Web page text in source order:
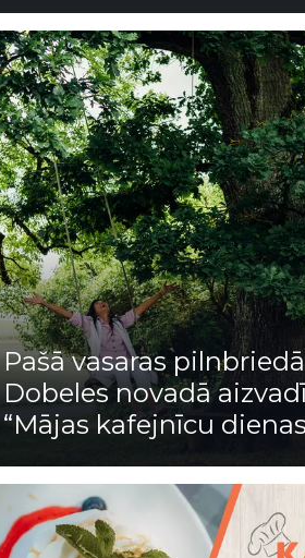
Pašā vasaras pilnbriedā
Dobeles novadā
“Mājas kafejnīcu